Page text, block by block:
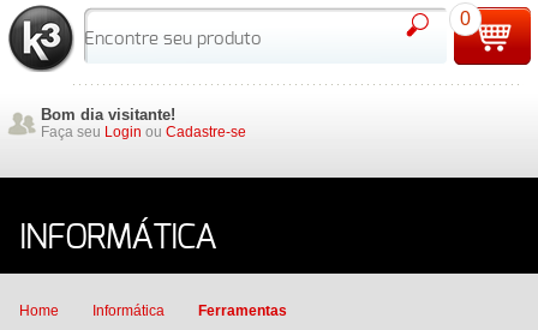
Bom dia visitante!
Faça seu Login ou Cadastre-se
0
INFORMÁTICA
Home Informática Ferramentas